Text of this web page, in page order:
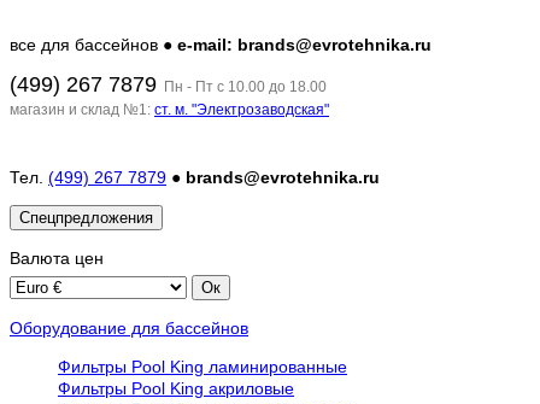
все для бассейнов ● e-mail: brands@evrotehnika.ru
(499) 267 7879 Пн - Пт с 10.00 до 18.00
магазин и склад №1: ст. м. "Электрозаводская"
Тел. (499) 267 7879 ● brands@evrotehnika.ru
Спецпредложения
Валюта цен
Оборудование для бассейнов
Фильтры Pool King ламинированные
Фильтры Pool King акриловые